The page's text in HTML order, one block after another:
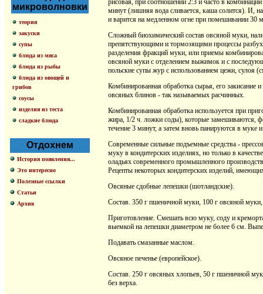
микроволновки
теория
закуски
супы
блюда из мяса
блюда из рыбы
блюда из овощей и
грибов
соусы
изделия из теста
сладкие блюда
Отдохнем
История появления...
Это интересно
Полезные ссылки
Статьи
Архив
рисовая, при соотношении 2:3 и часто в
минут (лишняя вода сливается, каша солится). И,
и варится на медленном огне при помешивании 30
Сложный биохимический состав овсяной муки,
препятствующими и тормозящими процессы
разделения фракций муки, или приемы
овсяной муки с отделением выжимок и с
польские супы жур с использованием цежи, сулоя
Комбинированная обработка сырья, его
овсяных блинов - так называемых расчинных.
Комбинированная обработка используется при
жира, 1/2 ч. ложки соды), которые замешиваются,
течение 3 минут, а затем вновь панируются в муке
Современные сильные подъемные средства -
муку в кондитерских изделиях, но только в
оладьях современного промышленного
Рецепты некоторых кондитерских изделий,
Овсяные сдобные лепешки (шотландские).
Состав. 350 г пшеничной муки, 100 г овсяной
Приготовление. Смешать всю муку, соду и
выемкой на лепешки диаметром не более 6 см.
Подавать смазанные маслом.
Овсяное печенье (европейское).
Состав. 250 г овсяных хлопьев, 50 г пшеничной
без верха.